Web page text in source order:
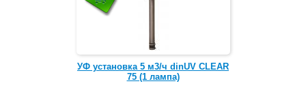
УФ установка 5 м3/ч dinUV CLEAR
75 (1 лампа)